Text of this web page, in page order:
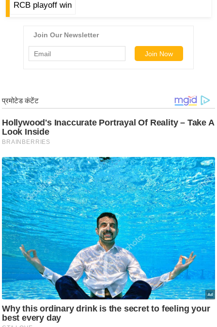
क्षा
n
N
e
s
ला
इ
फ
स्टा
इ
ल
टे
क्नॉ
लॉ
जी
ब्यू
टी
RCB playoff win